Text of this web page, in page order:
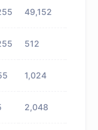
49,152
512
1,024
2,048